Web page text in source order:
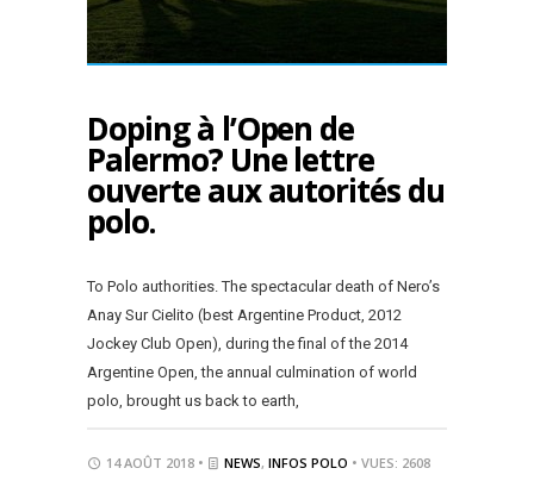
Doping à l’Open de
Palermo? Une lettre
ouverte aux autorités du
polo.
To Polo authorities. The spectacular death of Nero’s
Anay Sur Cielito (best Argentine Product, 2012
Jockey Club Open), during the final of the 2014
Argentine Open, the annual culmination of world
polo, brought us back to earth,
14 AOÛT 2018 • NEWS, INFOS POLO • VUES: 2608